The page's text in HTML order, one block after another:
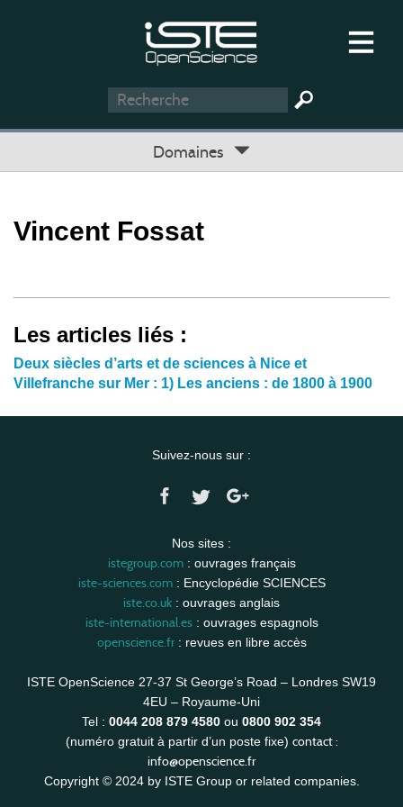
Domaines
Vincent Fossat
Les articles liés :
Deux siècles d’arts et de sciences à Nice et
Villefranche sur Mer : 1) Les anciens : de 1800 à 1900
Suivez-nous sur :
Nos sites :
istegroup.com: ouvrages français
iste-sciences.com: Encyclopédie SCIENCES
iste.co.uk : ouvrages anglais
iste-international.es: ouvrages espagnols
openscience.fr: revues en libre accès
ISTE OpenScience 27-37 St George’s Road – Londres SW19
4EU – Royaume-Uni
Tel : 0044 208 879 4580 ou 0800 902 354
(numéro gratuit à partir d’un poste fixe) contact :
info@openscience.fr
Copyright © 2024 by ISTE Group or related companies.